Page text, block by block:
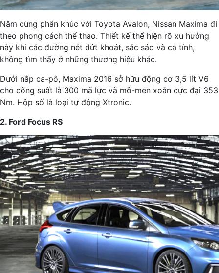
Nằm cùng phân khúc với Toyota Avalon, Nissan Maxima đi
theo phong cách thể thao. Thiết kế thể hiện rõ xu hướng
này khi các đường nét dứt khoát, sắc sảo và cá tính,
không tìm thấy ở những thương hiệu khác.
Dưới nắp ca-pô, Maxima 2016 sở hữu động cơ 3,5 lít V6
cho công suất là 300 mã lực và mô-men xoắn cực đại 353
Nm. Hộp số là loại tự động Xtronic.
2. Ford Focus RS